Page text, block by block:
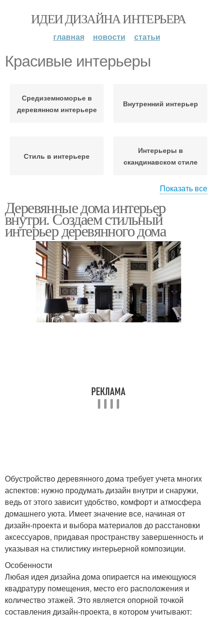
ИДЕИ ДИЗАЙНА ИНТЕРЬЕРА
главная новости статьи
Красивые интерьеры
Средиземноморье в
деревянном интерьере
Внутренний интерьер
Стиль в интерьере
Интерьеры в
скандинавском стиле
современном стиле
Показать все
Деревянные дома интерьер
внутри. Создаем стильный
интерьер деревянного дома
Обустройство деревянного дома требует учета многих
аспектов: нужно продумать дизайн внутри и снаружи,
ведь от этого зависит удобство, комфорт и атмосфера
домашнего уюта. Имеет значение все, начиная от
дизайн-проекта и выбора материалов до расстановки
аксессуаров, придавая пространству завершенность и
указывая на стилистику интерьерной композиции.
Особенности
Любая идея дизайна дома опирается на имеющуюся
квадратуру помещения, место его расположения и
количество этажей. Это является опорной точкой
составления дизайн-проекта, в котором учитывают: